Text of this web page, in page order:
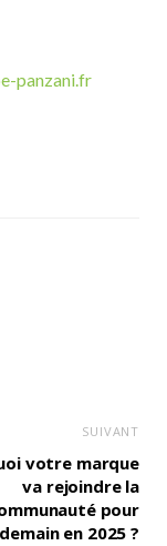
panzani.fr
SUIVANT
votre marque
va rejoindre la
pour
en 2025 ?